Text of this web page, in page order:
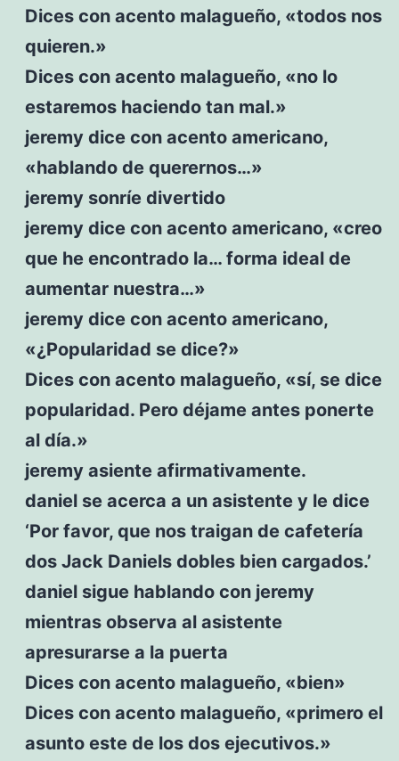
Dices con acento malagueño, «todos nos
quieren.»
Dices con acento malagueño, «no lo
estaremos haciendo tan mal.»
jeremy dice con acento americano,
«hablando de querernos…»
jeremy sonríe divertido
jeremy dice con acento americano, «creo
que he encontrado la… forma ideal de
aumentar nuestra…»
jeremy dice con acento americano,
«¿Popularidad se dice?»
Dices con acento malagueño, «sí, se dice
popularidad. Pero déjame antes ponerte
al día.»
jeremy asiente afirmativamente.
daniel se acerca a un asistente y le dice
‘Por favor, que nos traigan de cafetería
dos Jack Daniels dobles bien cargados.’
daniel sigue hablando con jeremy
mientras observa al asistente
apresurarse a la puerta
Dices con acento malagueño, «bien»
Dices con acento malagueño, «primero el
asunto este de los dos ejecutivos.»